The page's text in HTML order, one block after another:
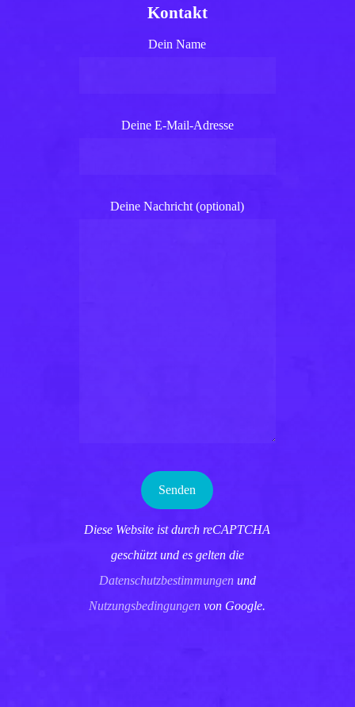
Kontakt
Dein Name
Deine E-Mail-Adresse
Deine Nachricht (optional)
Diese Website ist durch reCAPTCHA
geschützt und es gelten die
Datenschutzbestimmungenund
Nutzungsbedingungen von Google.